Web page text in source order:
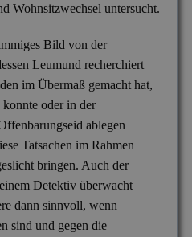
Vermisstensuche
Produktpiraterie
& Beschädigung
& Adresssuche
Schwarzarbeit im Betrieb
Unerlaubter Nebenjob
Versicherungsbetrug
Duisburg
Hannover
Wohnsitzwechsel untersucht.
Bild von der
Leumund recherchiert
im Übermaß gemacht hat,
oder in der
ablegen
Tatsachen im Rahmen
bringen. Auch der
Detektiv überwacht
dann sinnvoll, wenn
sind und gegen die